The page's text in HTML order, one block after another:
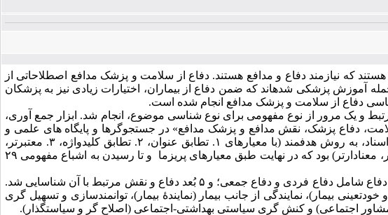
که نیازمند دفاع و مدافع هستند. دفاع از سلامت و پزشک مدافع اصطلاحاتی از
آموزش پزشکی شده­اند که ضمن دفاع از بیماران، اختیارات زیادی نیز به پزشکان
دفاع از سلامت و پزشک مدافع انجام شده است.
و یک مرور از نوع مفهومی برای نوع­ شناسی موضوع، انجام شد. ابزار جمع­ آوری،
دفاع پزشک، نقش مدافع و پزشک مدافع» در جستجوگرها و پایگاه­ های علمی و
جستجوی انباشتی با تکیه بر منابع اسنادِ یافت­ شده انجام شد. انتخاب اسناد، به­ روش هدفمند (با معیارهای ۱. تطابق عنوان، ۲. تطابق کلیدواژه، ۳. معتبرتر،
نمایاتر، پراستنادتر برای ممانعت از ورود ادبیات خاکستری، ۴. مرتبط ­تر، معنادارتر) بود که در نهایت طبق معیارهای پریزما و تا رسیدن به اشباع مفهومی ۲۹
براساس نتایج، ضمن ثبت دامنه تحقیقاتی موضوع، ۲ سطح از دفاع شامل دفاع فردی و دفاع جمعی؛ و ۵ بُعد دفاع و نقش مرتبط با آن شناسایی شد.
بیمار)، نمایندگی از جانب بیمار (نمایندۀ بیمار)، توانمندسازی و تسهیل گری
اجتماعی) و کنش گری سیاستی بهداشتی-اجتماعی (اصلاح­ گر و سیاست­گذار).